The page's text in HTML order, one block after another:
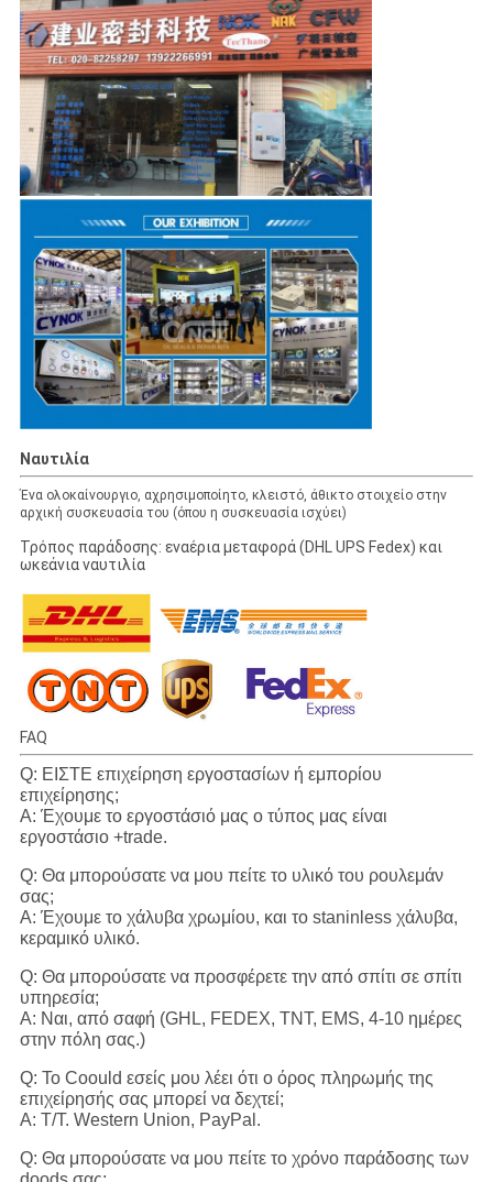
Ναυτιλία
Ένα ολοκαίνουργιο, αχρησιμοποίητο, κλειστό, άθικτο στοιχείο στην
αρχική συσκευασία του (όπου η συσκευασία ισχύει)
Τρόπος παράδοσης: εναέρια μεταφορά (DHL UPS Fedex) και
ωκεάνια ναυτιλία
FAQ
Q: ΕΙΣΤΕ επιχείρηση εργοστασίων ή εμπορίου
επιχείρησης;
Α: Έχουμε το εργοστάσιό μας ο τύπος μας είναι
εργοστάσιο +trade.
Q: Θα μπορούσατε να μου πείτε το υλικό του ρουλεμάν
σας;
Α: Έχουμε το χάλυβα χρωμίου, και το staninless χάλυβα,
κεραμικό υλικό.
Q: Θα μπορούσατε να προσφέρετε την από σπίτι σε σπίτι
υπηρεσία;
Α: Ναι, από σαφή (GHL, FEDEX, TNT, EMS, 4-10 ημέρες
στην πόλη σας.)
Q: Το Coould εσείς μου λέει ότι ο όρος πληρωμής της
επιχείρησής σας μπορεί να δεχτεί;
Α: T/T. Western Union, PayPal.
Q: Θα μπορούσατε να μου πείτε το χρόνο παράδοσης των